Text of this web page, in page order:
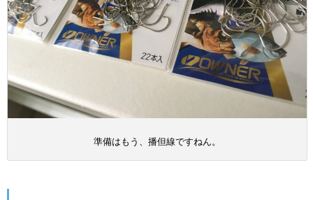
準備はもう、播但線ですねん。